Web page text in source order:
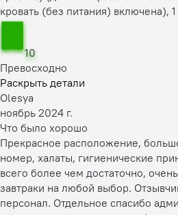
кровать (без питания) включена),
10
Превосходно
Раскрыть детали
Olesya
ноябрь 2024 г.
Что было хорошо
Прекрасное расположение,
номер, халаты, гигиенические
всего более чем достаточно,
завтраки на любой выбор.
персонал. Отдельное спасибо